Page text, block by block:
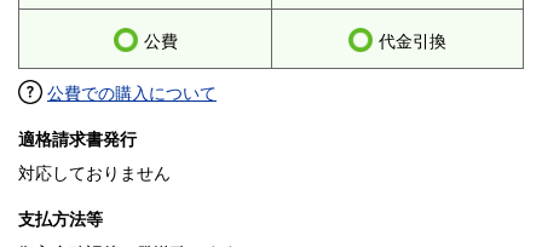
公費 代金引換
公費での購入について
適格請求書発行
対応しておりません
支払方法等